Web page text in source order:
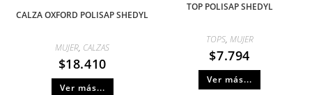
CALZA OXFORD POLISAP SHEDYL
MUJER, CALZAS
$18.410
Ver más...
TOP POLISAP SHEDYL
TOPS, MUJER
$7.794
Ver más...